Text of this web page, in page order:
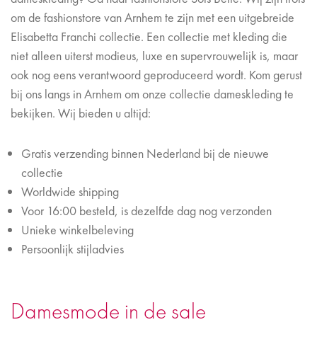
om de fashionstore van Arnhem te zijn met een uitgebreide
Elisabetta Franchi collectie. Een collectie met kleding die
niet alleen uiterst modieus, luxe en supervrouwelijk is, maar
ook nog eens verantwoord geproduceerd wordt. Kom gerust
bij ons langs in Arnhem om onze collectie dameskleding te
bekijken. Wij bieden u altijd:
Gratis verzending binnen Nederland bij de nieuwe
collectie
Worldwide shipping
Voor 16:00 besteld, is dezelfde dag nog verzonden
Unieke winkelbeleving
Persoonlijk stijladvies
Damesmode in de sale